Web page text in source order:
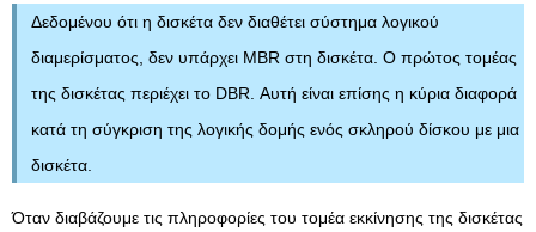
Δεδομένου ότι η δισκέτα δεν διαθέτει σύστημα λογικού
διαμερίσματος, δεν υπάρχει MBR στη δισκέτα. Ο πρώτος τομέας
της δισκέτας περιέχει το DBR. Αυτή είναι επίσης η κύρια διαφορά
κατά τη σύγκριση της λογικής δομής ενός σκληρού δίσκου με μια
δισκέτα.
Όταν διαβάζουμε τις πληροφορίες του τομέα εκκίνησης της δισκέτας